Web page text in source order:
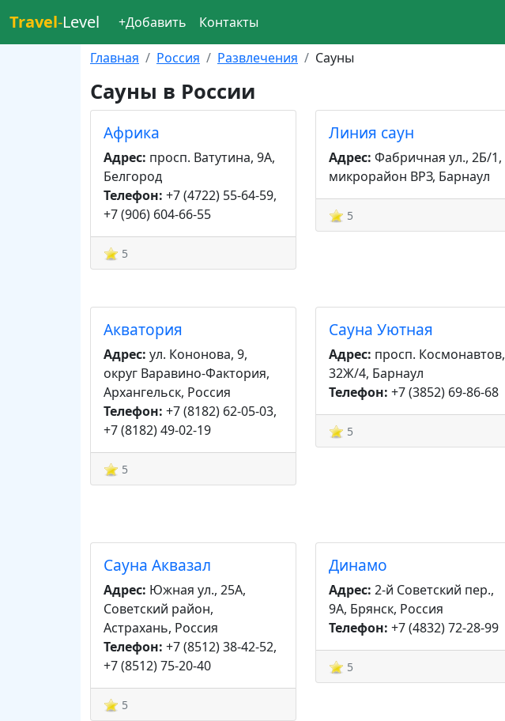
Travel-Level +Добавить Контакты
Главная Россия Развлечения Сауны
Сауны в России
Африка
Адрес: просп. Ватутина, 9А,
Белгород
Телефон: +7 (4722) 55-64-59,
+7 (906) 604-66-55
5
Линия саун
Адрес: Фабричная ул., 2Б/1,
микрорайон ВРЗ, Барнаул
5
Акватория
Адрес: ул. Кононова, 9,
округ Варавино-Фактория,
Архангельск, Россия
Телефон: +7 (8182) 62-05-03,
+7 (8182) 49-02-19
5
Сауна Уютная
Адрес: просп. Космонавтов,
32Ж/4, Барнаул
Телефон: +7 (3852) 69-86-68
5
Сауна Аквазал
Адрес: Южная ул., 25А,
Советский район,
Астрахань, Россия
Телефон: +7 (8512) 38-42-52,
+7 (8512) 75-20-40
5
Динамо
Адрес: 2-й Советский пер.,
9А, Брянск, Россия
Телефон: +7 (4832) 72-28-99
5